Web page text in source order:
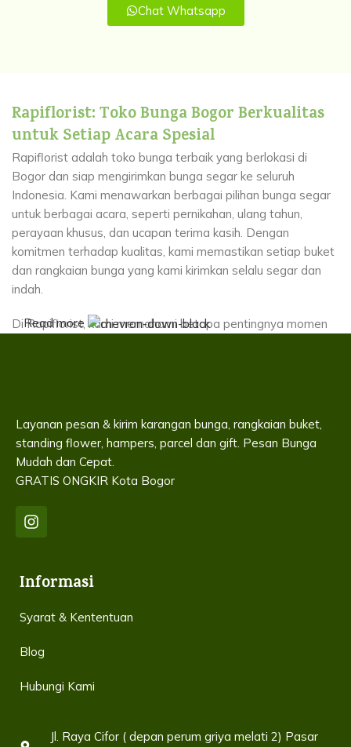
Chat Whatsapp
Rapiflorist: Toko Bunga Bogor Berkualitas
untuk Setiap Acara Spesial
Rapiflorist adalah toko bunga terbaik yang berlokasi di
Bogor dan siap mengirimkan bunga segar ke seluruh
Indonesia. Kami menawarkan berbagai pilihan bunga segar
untuk berbagai acara, seperti pernikahan, ulang tahun,
perayaan khusus, dan ucapan terima kasih. Dengan
komitmen terhadap kualitas, kami memastikan setiap buket
dan rangkaian bunga yang kami kirimkan selalu segar dan
indah.
Di Rapiflorist, kami memahami betapa pentingnya momen
nyaman, dengan pengiriman yang tepat waktu ke seluruh
penjuru Indonesia.
Baik untuk hadiah pribadi atau kebutuhan dekorasi acara
besar, Rapiflorist adalah pilihan yang tepat untuk
spesial Anda pada kami dan rasakan layanan terbaik yang
Kunjungi Rapiflorist sekarang juga dan temukan rangkaian
Read more
Layanan pesan & kirim karangan bunga, rangkaian buket,
standing flower, hampers, parcel dan gift. Pesan Bunga
Mudah dan Cepat.
GRATIS ONGKIR Kota Bogor
Informasi
Syarat & Kententuan
Blog
Hubungi Kami
Jl. Raya Cifor ( depan perum griya melati 2) Pasar